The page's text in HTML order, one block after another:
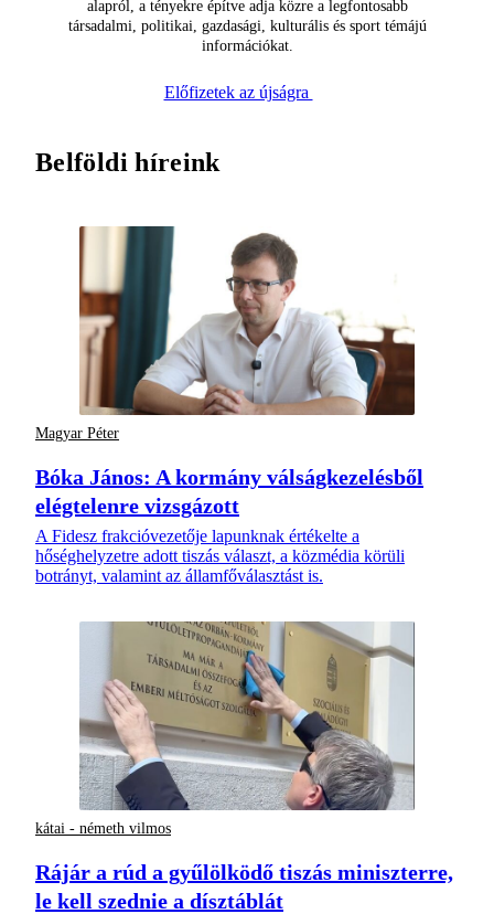
alapról, a tényekre építve adja közre a legfontosabb
társadalmi, politikai, gazdasági, kulturális és sport témájú
információkat.
Előfizetek az újságra
Belföldi híreink
Magyar Péter
Bóka János: A kormány válságkezelésből
elégtelenre vizsgázott
A Fidesz frakcióvezetője lapunknak értékelte a
hőséghelyzetre adott tiszás választ, a közmédia körüli
botrányt, valamint az államfőválasztást is.
kátai - németh vilmos
Rájár a rúd a gyűlölködő tiszás miniszterre,
le kell szednie a dísztáblát